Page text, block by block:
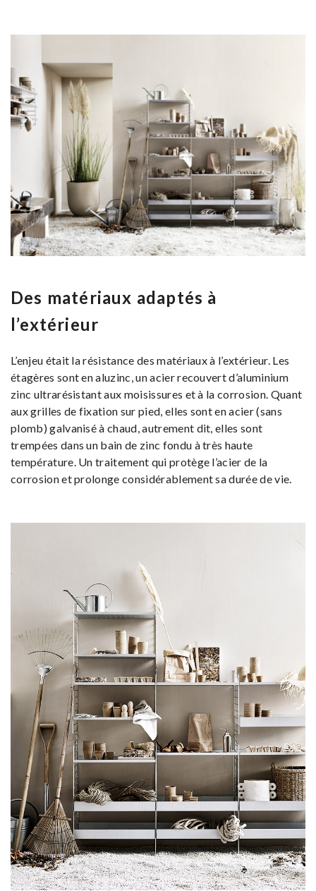
Des matériaux adaptés à
l’extérieur
L’enjeu était la résistance des matériaux à l’extérieur. Les
étagères sont en aluzinc, un acier recouvert d’aluminium
zinc ultrarésistant aux moisissures et à la corrosion. Quant
aux grilles de fixation sur pied, elles sont en acier (sans
plomb) galvanisé à chaud, autrement dit, elles sont
trempées dans un bain de zinc fondu à très haute
température. Un traitement qui protège l’acier de la
corrosion et prolonge considérablement sa durée de vie.